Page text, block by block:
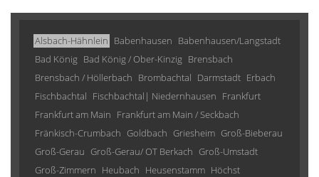
Alsbach-Hähnlein Babenhausen Babenhausen/Langstadt
Bad König Bad König / Ober-Kinzig Brensbach
Brensbach / Höllerbach Brombachtal Darmstadt Erbach
Fischbachtal Fischbachtal| Niedernhausen Frankfurt
Frankfurt am Main Frankfurt am Main / Seckbach
Fränkisch-Crumbach Goldbach Griesheim Groß-Bieberau
Groß-Gerau Groß-Gerau/ OT Berkach Groß-Umstadt
Groß-Zimmern Heubach Heusenstamm Höchst